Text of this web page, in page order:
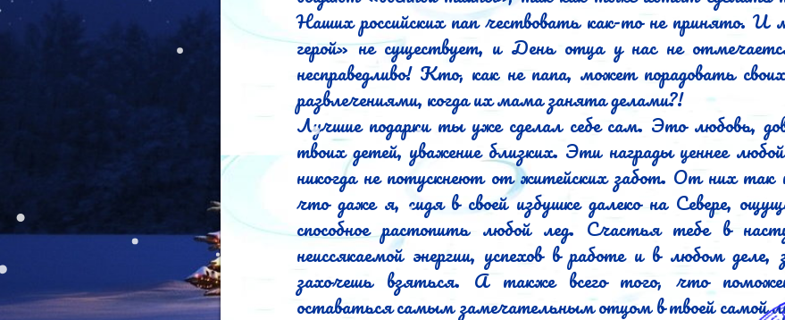
Наших российских пап чествовать как-то не принято.
герой» не существует, и День отца у нас не
несправедливо! Кто, как не папа, может порадовать
развлечениями, когда их мама занята делами?!
Лучшие подарки ты уже сделал себе сам. Это любовь,
твоих детей, уважение близких. Эти награды ценнее
никогда не потускнеют от житейских забот. От них так
что даже я, сидя в своей избушке далеко на Севере,
способное растопить любой лед. Счастья тебе в
неиссякаемой энергии, успехов в работе и в любом
захочешь взяться. А также всего того, что
оставаться самым замечательным отцом в твоей самой